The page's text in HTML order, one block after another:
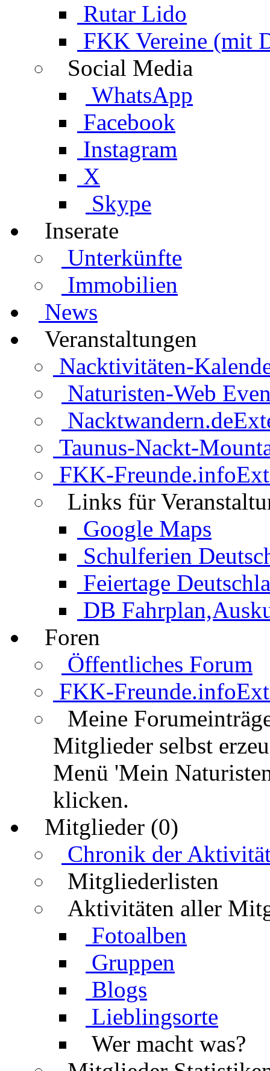
Rutar Lido
FKK Vereine (mit
Social Media
WhatsApp
Facebook
Instagram
X
Skype
Inserate
Unterkünfte
Immobilien
News
Veranstaltungen
Nacktivitäten-
Naturisten-Web
Nacktwandern.de
Taunus-Nackt-
FKK-Freunde.info
Links für
Google Maps
Schulferien
Feiertage
DB
Foren
Öffentliches Forum
FKK-Freunde.info
Meine
Mitglieder selbst
Menü 'Mein
klicken.
Mitglieder (0)
Chronik der
Mitgliederlisten
Aktivitäten aller
Fotoalben
Gruppen
Blogs
Lieblingsorte
Wer macht was?